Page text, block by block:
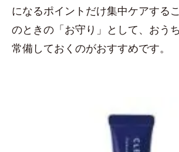
になるポイントだけ集中ケアする
のときの「お守り」として、おう
常備しておくのがおすすめです。